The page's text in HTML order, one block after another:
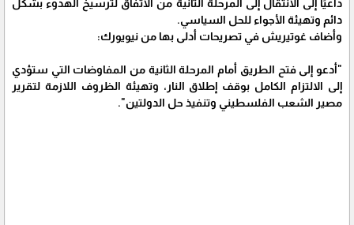
داعيًا إلى الانتقال إلى المرحلة الثانية من الاتفاق لترسيخ الهدوء بشكل
دائم وتهيئة الأجواء للحل السياسي.
وأضاف غوتيريش في تصريحات أدلى بها من نيويورك:
"أدعو إلى فتح الطريق أمام المرحلة الثانية من المفاوضات التي ستؤدي
إلى الالتزام الكامل بوقف إطلاق النار، وتهيئة الظروف اللازمة لتقرير
مصير الشعب الفلسطيني وتنفيذ حل الدولتين".